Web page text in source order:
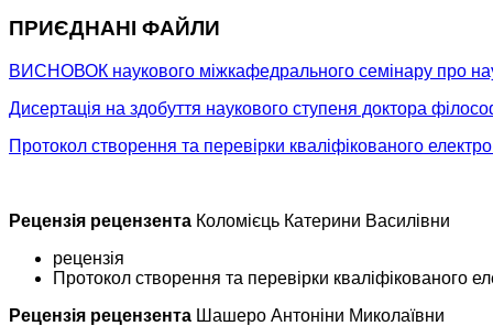
ПРИЄДНАНІ ФАЙЛИ
ВИСНОВОК наукового міжкафедрального семінару про
Дисертація на здобуття наукового ступеня доктора
Протокол створення та перевірки кваліфікованого
Рецензія рецензента Коломієць Катерини Василівни
рецензія
Протокол створення та перевірки кваліфікованого
Рецензія рецензента Шашеро Антоніни Миколаївни